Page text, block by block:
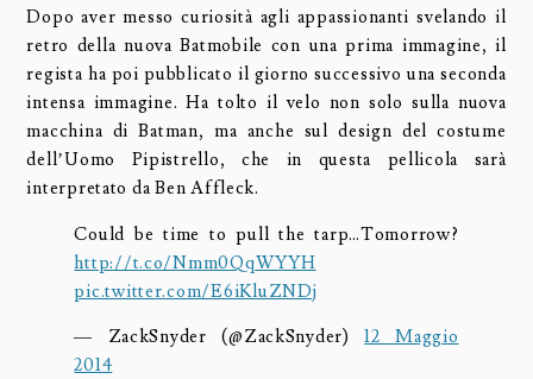
Dopo aver messo curiosità agli appassionanti svelando il
retro della nuova Batmobile con una prima immagine, il
regista ha poi pubblicato il giorno successivo una seconda
intensa immagine. Ha tolto il velo non solo sulla nuova
macchina di Batman, ma anche sul design del costume
dell’Uomo Pipistrello, che in questa pellicola sarà
interpretato da Ben Affleck.
Could be time to pull the tarp…Tomorrow?
http://t.co/Nmm0QqWYYH
pic.twitter.com/E6iKluZNDj
— ZackSnyder (@ZackSnyder)12 Maggio
2014